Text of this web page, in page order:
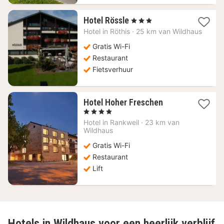
Hotel Rössle 1
nacht
, 3 Sterren
Hotel in Röthis · 25 km van Wildhaus
Gratis Wi-Fi
Restaurant
Fietsverhuur
Hotel Hoher Freschen1
vanaf
, 4 Sterren
Hotel in Rankweil · 23 km van
Wildhaus
Gratis Wi-Fi
Restaurant
Lift